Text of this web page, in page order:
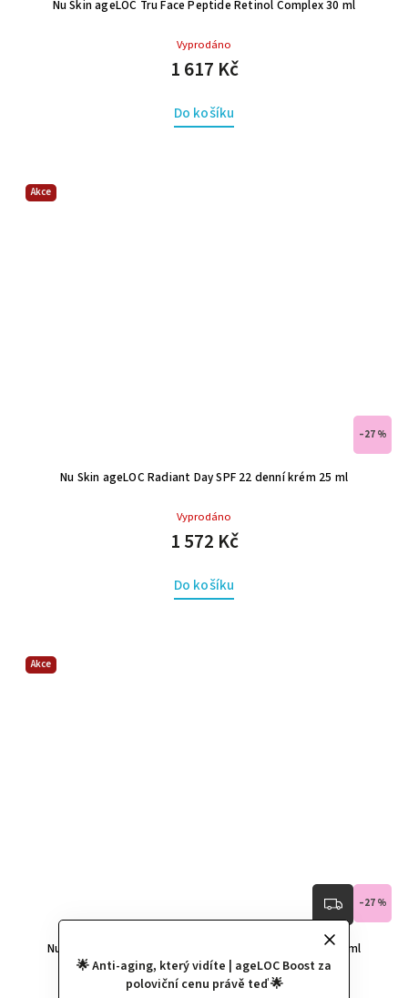
🌟 Anti-aging, který vidíte | ageLOC Boost za
poloviční cenu právě teď 🌟
Nu Skin ageLOC Tru Face Peptide Retinol Complex 30 ml
Vyprodáno
1 617 Kč
Do košíku
Akce
–27 %
Nu Skin ageLOC Radiant Day SPF 22 denní krém 25 ml
Vyprodáno
1 572 Kč
Do košíku
Akce
–27 %
Nu Skin ageLOC Nutriol Intensive Scalp & Hair Serum 75 ml
Vyprodáno